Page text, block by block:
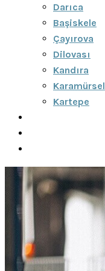
Darıca
Başiskele
Çayırova
Dilovası
Kandıra
Karamürsel
Kartepe